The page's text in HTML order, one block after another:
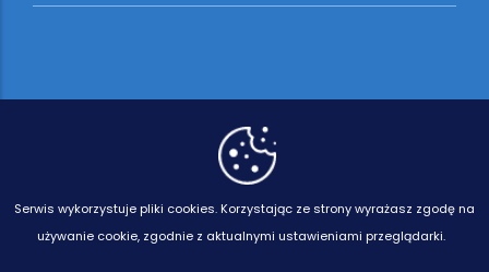
Serwis wykorzystuje pliki cookies. Korzystając ze strony wyrażasz zgodę na
używanie cookie, zgodnie z aktualnymi ustawieniami przeglądarki.